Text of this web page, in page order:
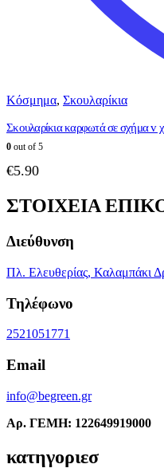
Κόσμημα, Σκουλαρίκια
Σκουλαρίκια καρφωτά σε σχήμα v
0 out of 5
€5.90
ΣΤΟΙΧΕΙΑ
Διεύθυνση
Πλ. Ελευθερίας, Καλαμπάκι
Τηλέφωνο
2521051771
Email
info@begreen.gr
Αρ. ΓΕΜΗ: 122649919000
κατηγοριεσ